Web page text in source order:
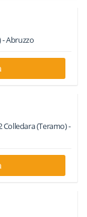
-Abruzzo
Colledara(Teramo) -